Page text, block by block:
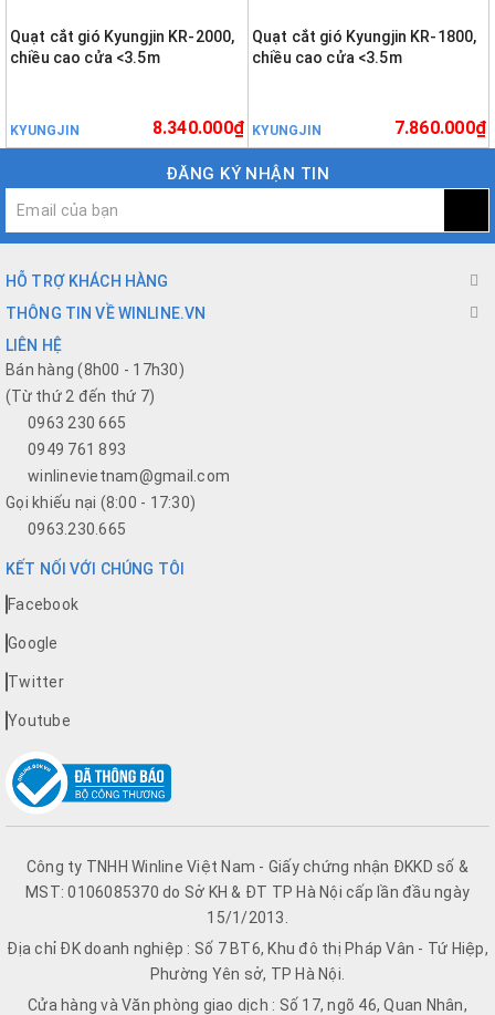
Quạt cắt gió Kyungjin KR-2000,
chiều cao cửa <3.5m
KYUNGJIN 8.340.000₫
Quạt cắt gió Kyungjin KR-1800,
chiều cao cửa <3.5m
KYUNGJIN 7.860.000₫
ĐĂNG KÝ NHẬN TIN
HỖ TRỢ KHÁCH HÀNG
THÔNG TIN VỀ WINLINE.VN
LIÊN HỆ
Bán hàng (8h00 - 17h30)
(Từ thứ 2 đến thứ 7)
0963 230 665
0949 761 893
winlinevietnam@gmail.com
Gọi khiếu nại (8:00 - 17:30)
0963.230.665
KẾT NỐI VỚI CHÚNG TÔI
Facebook
Google
Twitter
Youtube
Công ty TNHH Winline Việt Nam - Giấy chứng nhận ĐKKD số &
MST: 0106085370 do Sở KH & ĐT TP Hà Nội cấp lần đầu ngày
15/1/2013.
Địa chỉ ĐK doanh nghiệp : Số 7 BT6, Khu đô thị Pháp Vân - Tứ Hiệp,
Phường Yên sở, TP Hà Nội.
Cửa hàng và Văn phòng giao dịch : Số 17, ngõ 46, Quan Nhân,